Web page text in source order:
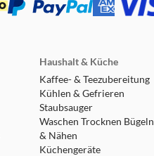
Haushalt & Küche
Kaffee- & Teezubereitung
Kühlen & Gefrieren
Staubsauger
Waschen Trocknen Bügeln
& Nähen
Küchengeräte